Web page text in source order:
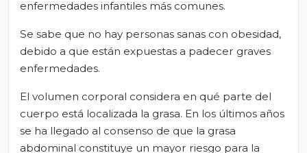
enfermedades infantiles más comunes.
Se sabe que no hay personas sanas con obesidad,
debido a que están expuestas a padecer graves
enfermedades.
El volumen corporal considera en qué parte del
cuerpo está localizada la grasa. En los últimos años
se ha llegado al consenso de que la grasa
abdominal constituye un mayor riesgo para la